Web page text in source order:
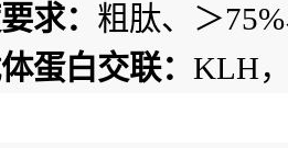
求： 粗肽、＞
蛋白交联： KLH